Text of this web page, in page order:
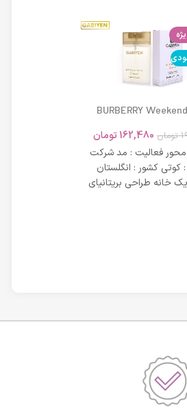
BURBERRY
تومان 162,480تومان
محور فعالیت : مد شرکت
: کوتی کشور : انگلستان
یک خانه طراحی بریتانیای